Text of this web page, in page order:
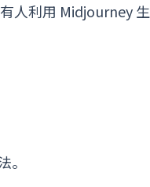
人利用 Midjourney 生